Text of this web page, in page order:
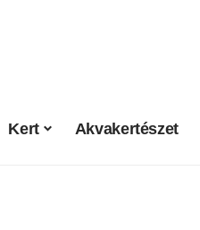
Kert Akvakertészet